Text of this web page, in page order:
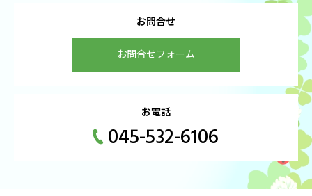
お問合せ
お問合せフォーム
お電話
045-532-6106